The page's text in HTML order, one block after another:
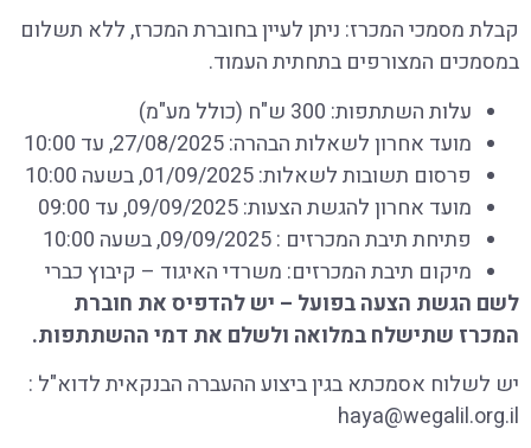
קבלת מסמכי המכרז: ניתן לעיין בחוברת המכרז, ללא תשלום
במסמכים המצורפים בתחתית העמוד.
עלות השתתפות: 300 ש"ח (כולל מע"מ)
מועד אחרון לשאלות הבהרה: 27/08/2025, עד 10:00
פרסום תשובות לשאלות: 01/09/2025, בשעה 10:00
מועד אחרון להגשת הצעות: 09/09/2025, עד 09:00
פתיחת תיבת המכרזים : 09/09/2025, בשעה 10:00
מיקום תיבת המכרזים: משרדי האיגוד – קיבוץ כברי
לשם הגשת הצעה בפועל – יש להדפיס את חוברת
המכרז שתישלח במלואה ולשלם את דמי ההשתתפות.
יש לשלוח אסמכתא בגין ביצוע ההעברה הבנקאית לדוא"ל :
haya@wegalil.org.il